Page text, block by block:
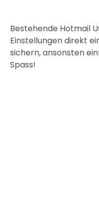
Bestehende Hotmail
Einstellungen direkt
sichern, ansonsten
Spass!